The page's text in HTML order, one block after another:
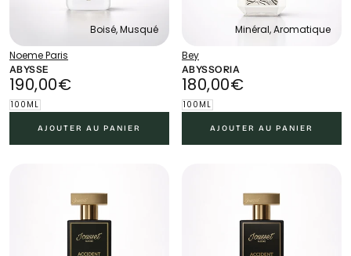
Boisé, Musqué
Noeme Paris
ABYSSE
190,00€
PRIX
RÉGULIER
190,00€
100ML
AJOUTER AU PANIER
Minéral, Aromatique
Bey
ABYSSORIA
180,00€
PRIX
RÉGULIER
180,00€
100ML
AJOUTER AU PANIER